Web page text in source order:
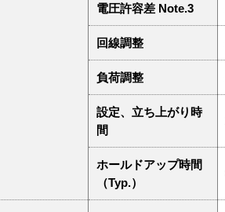
電圧許容差 Note.3
回線調整
負荷調整
設定、立ち上がり時
間
ホールドアップ時間
（Typ.）